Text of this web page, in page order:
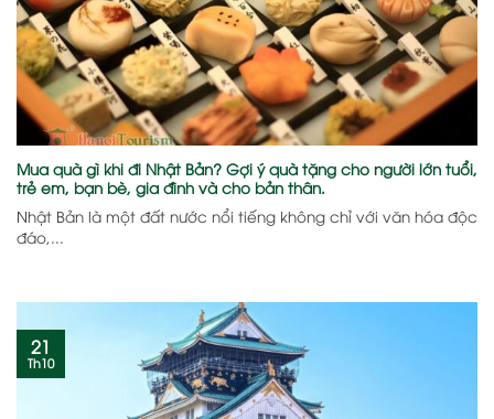
Mua quà gì khi đi Nhật Bản? Gợi ý quà tặng cho người lớn tuổi,
trẻ em, bạn bè, gia đình và cho bản thân.
Nhật Bản là một đất nước nổi tiếng không chỉ với văn hóa độc
đáo,...
21
Th10